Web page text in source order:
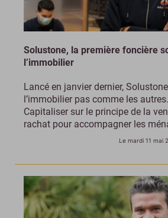
Solustone, la première foncière
l’immobilier
Lancé en janvier dernier,
l’immobilier pas comme les
Capitaliser sur le principe de la
rachat pour accompagner les
Le mardi 11 mai